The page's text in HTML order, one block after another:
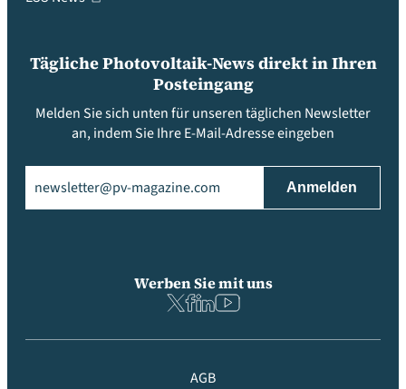
Tägliche Photovoltaik-News direkt in Ihren
Posteingang
Melden Sie sich unten für unseren täglichen Newsletter
an, indem Sie Ihre E-Mail-Adresse eingeben
Werben Sie mit uns
AGB